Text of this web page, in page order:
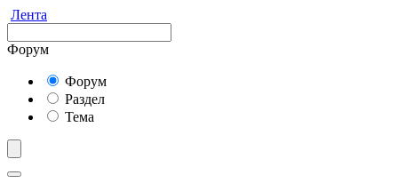
Лента
Форум
Форум
Раздел
Тема